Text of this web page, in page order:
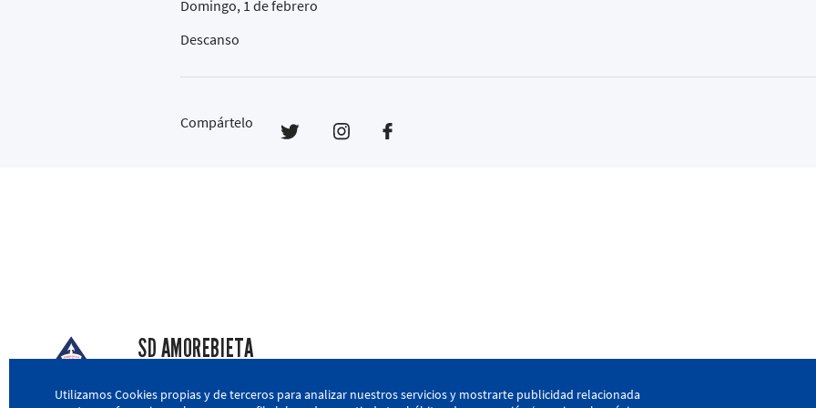
Domingo, 1 de febrero
Descanso
Compártelo
SD AMOREBIETA
Utilizamos Cookies propias y de terceros para analizar nuestros servicios y mostrarte publicidad relacionada